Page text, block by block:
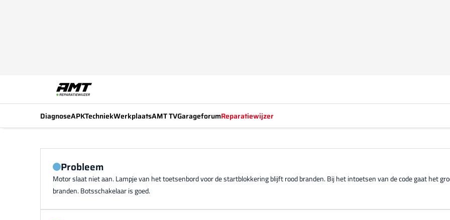
DiagnoseAPKTechniekWerkplaatsAMT TVGarageforumReparatiewijzer
Probleem
Motor slaat niet aan. Lampje van het toetsenbord voor de startblokkering blijft rood branden. Bij het intoetsen van de code gaat het
branden. Botsschakelaar is goed.